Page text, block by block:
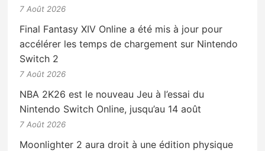
7 Août 2026
Final Fantasy XIV Online a été mis à jour pour
accélérer les temps de chargement sur Nintendo
Switch 2
7 Août 2026
NBA 2K26 est le nouveau Jeu à l’essai du
Nintendo Switch Online, jusqu’au 14 août
7 Août 2026
Moonlighter 2 aura droit à une édition physique